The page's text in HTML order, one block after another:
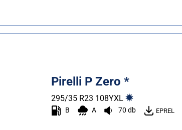
Pirelli P Zero *
295/35 R23 108YXL
B A 70 db EPREL